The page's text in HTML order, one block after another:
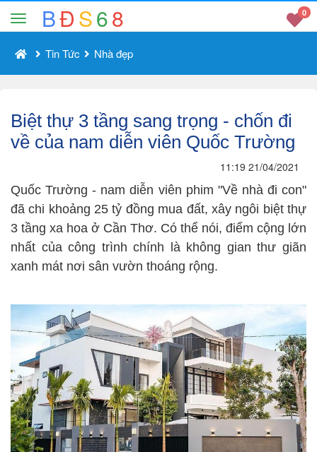
BĐS68 0
Tin Tức Nhà đẹp
Biệt thự 3 tầng sang trọng - chốn đi
về của nam diễn viên Quốc Trường
11:19 21/04/2021
Quốc Trường - nam diễn viên phim "Về nhà đi con"
đã chi khoảng 25 tỷ đồng mua đất, xây ngôi biệt thự
3 tầng xa hoa ở Cần Thơ. Có thể nói, điểm cộng lớn
nhất của công trình chính là không gian thư giãn
xanh mát nơi sân vườn thoáng rộng.